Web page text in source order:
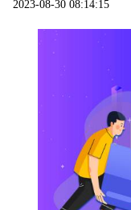
2023-08-30 08:14:15